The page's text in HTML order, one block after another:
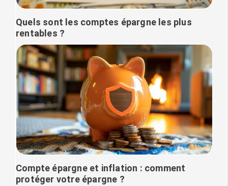
Quels sont les comptes épargne les plus
rentables ?
Compte épargne et inflation : comment
protéger votre épargne ?